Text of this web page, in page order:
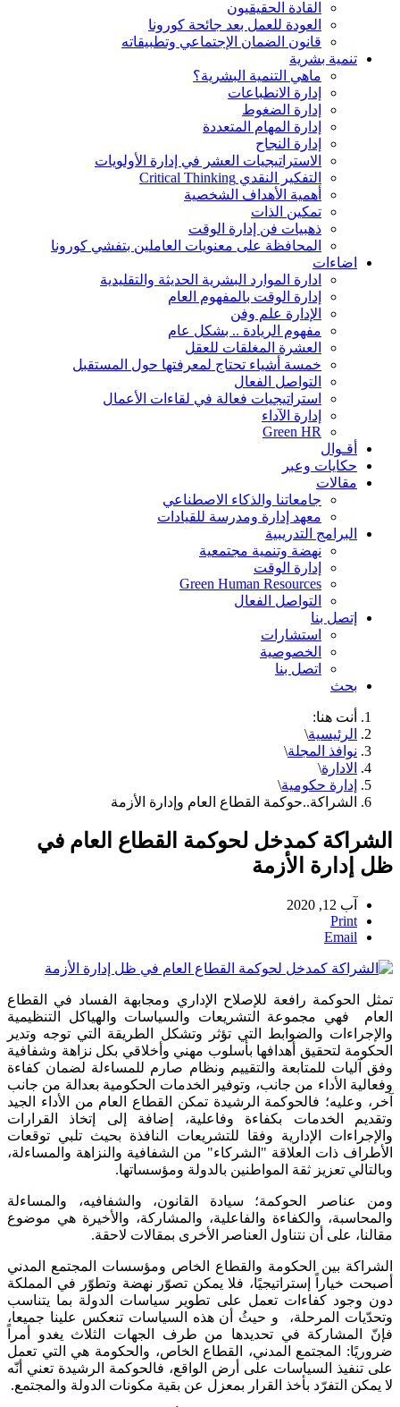
القادة الحقيقيون
العودة للعمل بعد جائحة كورونا
قانون الضمان الإجتماعي وتطبيقاته
تنمية بشرية
ماهي التنمية البشرية؟
إدارة الانطباعات
إدارة الضغوط
إدارة المهام المتعددة
إدارة النجاح
الاستراتيجيات العشر في إدارة الأولويات
التفكير النقدي Critical Thinking
أهمية الأهداف الشخصية
تمكين الذات
ذهبيات فن إدارة الوقت
المحافظة على معنويات العاملين بتفشي كورونا
اضاءات
ادارة الموارد البشرية الحديثة والتقليدية
إدارة الوقت بالمفهوم العام
الإدارة علم وفن
مفهوم الريادة .. بشكل عام
العشرة المغلقات للعقل
خمسة أشياء تحتاج لمعرفتها حول المستقبل
التواصل الفعال
استراتيجيات فعالة في لقاءات الأعمال
إدارة الآداء
Green HR
أقـوال
حكايات وعبر
مقالات
جامعاتنا والذكاء الاصطناعي
معهد إدارة ومدرسة للقيادات
البرامج التدريبية
نهضة وتنمية مجتمعية
إدارة الوقت
Green Human Resources
التواصل الفعال
إتصل بنا
استشارات
الخصوصية
اتصل بنا
بحث
أنت هنا:
الرئيسية\
نوافذ المجلة\
الادارة\
إدارة حكومية\
الشراكة..حوكمة القطاع العام وإدارة الأزمة
الشراكة كمدخل لحوكمة القطاع العام في
ظل إدارة الأزمة
آب 12, 2020
Print
Email
تمثل الحوكمة رافعة للإصلاح الإداري ومجابهة الفساد في القطاع
العام فهي مجموعة التشريعات والسياسات والهياكل التنظيمية
والإجراءات والضوابط التي تؤثر وتشكل الطريقة التي توجه وتدير
الحكومة لتحقيق أهدافها بأسلوب مهني وأخلاقي بكل نزاهة وشفافية
وفق آليات للمتابعة والتقييم ونظام صارم للمساءلة لضمان كفاءة
وفعالية الأداء من جانب، وتوفير الخدمات الحكومية بعدالة من جانب
آخر، وعليه؛ فالحوكمة الرشيدة تمكن القطاع العام من الأداء الجيد
وتقديم الخدمات بكفاءة وفاعلية، إضافة إلى إتخاذ القرارات
والإجراءات الإدارية وفقا للتشريعات النافذة بحيث تلبي توقعات
الأطراف ذات العلاقة "الشركاء" من الشفافية والنزاهة والمساءلة،
وبالتالي تعزيز ثقة المواطنين بالدولة ومؤسساتها.
ومن عناصر الحوكمة؛ سيادة القانون، والشفافيه، والمساءلة
والمحاسبة، والكفاءة والفاعلية، والمشاركة، والأخيرة هي موضوع
مقالنا، على أن نتناول العناصر الأخرى بمقالات لاحقة.
الشراكة بين الحكومة والقطاع الخاص ومؤسسات المجتمع المدني
أصبحت خياراً إستراتيجيًا، فلا يمكن تصوّر نهضة وتطوّر في المملكة
دون وجود كفاءات تعمل على تطوير سياسات الدولة بما يتناسب
وتحدّيات المرحلة، و حيثُ أن هذه السياسات تنعكس علينا جميعا،
فإنّ المشاركة في تحديدها من طرف الجهات الثلاث يغدو أمراً
ضروريًا: المجتمع المدني، القطاع الخاص، والحكومة هي التي تعمل
على تنفيذ السياسات على أرض الواقع، فالحوكمة الرشيدة تعني أنّه
لا يمكن التفرّد بأخذ القرار بمعزل عن بقية مكونات الدولة والمجتمع.